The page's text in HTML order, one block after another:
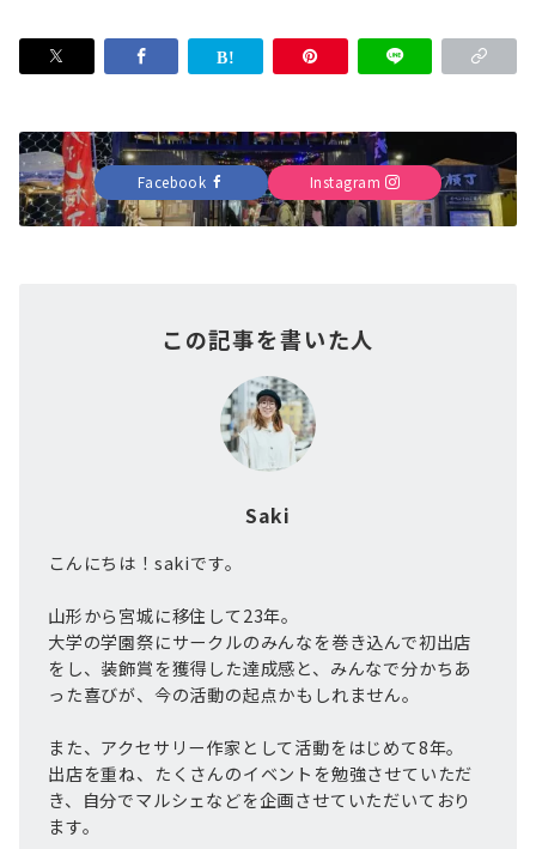
Facebook Instagram
この記事を書いた人
Saki
こんにちは！sakiです。
山形から宮城に移住して23年。
大学の学園祭にサークルのみんなを巻き込んで初出店
をし、装飾賞を獲得した達成感と、みんなで分かちあ
った喜びが、今の活動の起点かもしれません。
また、アクセサリー作家として活動をはじめて8年。
出店を重ね、たくさんのイベントを勉強させていただ
き、自分でマルシェなどを企画させていただいており
ます。